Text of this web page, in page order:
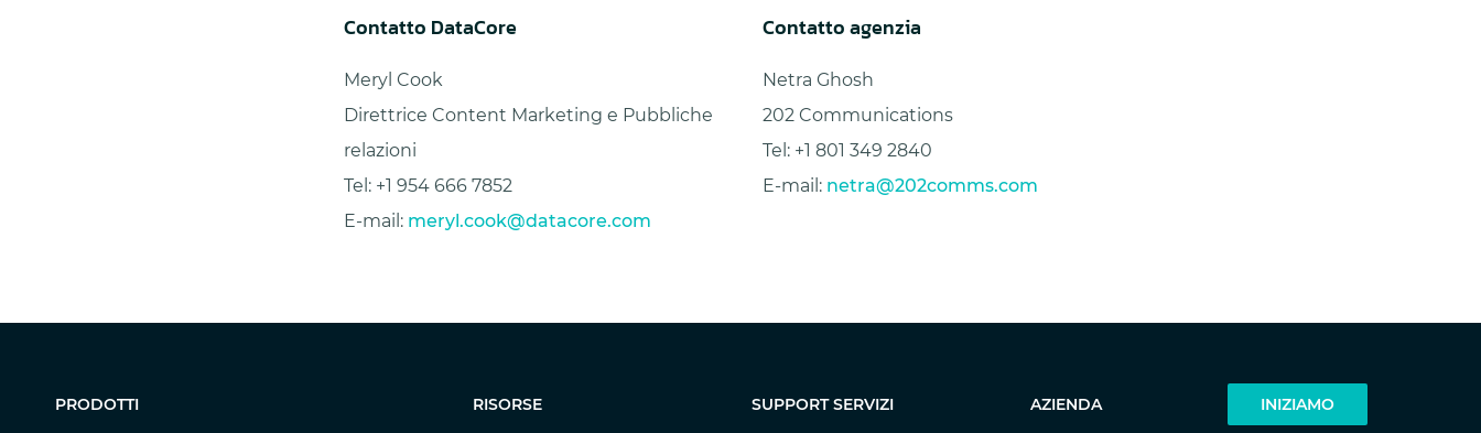
Contatto DataCore
Meryl Cook
Direttrice Content Marketing e Pubbliche
relazioni
Tel: +1 954 666 7852
E-mail: meryl.cook@datacore.com
Contatto agenzia
Netra Ghosh
202 Communications
Tel: +1 801 349 2840
E-mail: netra@202comms.com
PRODOTTI RISORSE SUPPORT SERVIZI AZIENDA INIZIAMO